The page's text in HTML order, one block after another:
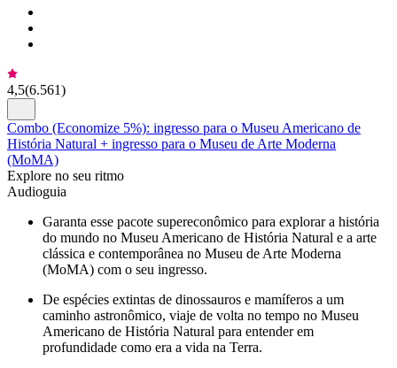
4,5(6.561)
Combo (Economize 5%): ingresso para o Museu Americano de
História Natural + ingresso para o Museu de Arte Moderna
(MoMA)
Explore no seu ritmo
Audioguia
Garanta esse pacote supereconômico para explorar a história
do mundo no Museu Americano de História Natural e a arte
clássica e contemporânea no Museu de Arte Moderna
(MoMA) com o seu ingresso.
De espécies extintas de dinossauros e mamíferos a um
caminho astronômico, viaje de volta no tempo no Museu
Americano de História Natural para entender em
profundidade como era a vida na Terra.